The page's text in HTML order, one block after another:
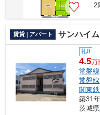
2
賃貸 | アパート サンハイ
礼0
4.5万
常磐線
常磐線
関東
築31
茨城県